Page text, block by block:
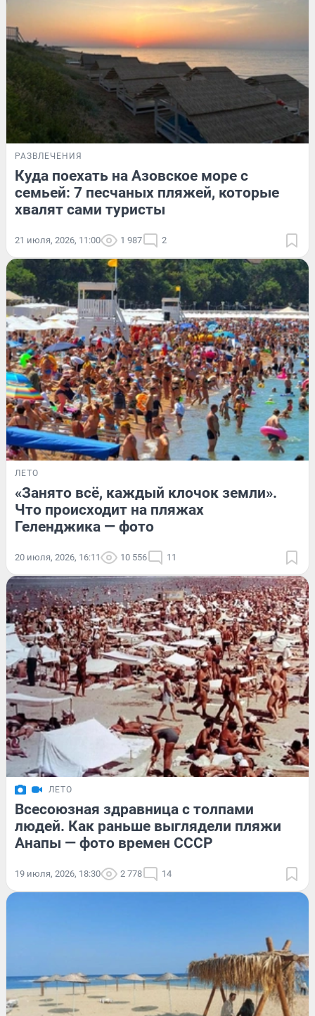
РАЗВЛЕЧЕНИЯ
Куда поехать на Азовское море с
семьей: 7 песчаных пляжей, которые
хвалят сами туристы
21 июля, 2026, 11:00 1 987 2
ЛЕТО
«Занято всё, каждый клочок земли».
Что происходит на пляжах
Геленджика — фото
20 июля, 2026, 16:11 10 556 11
ЛЕТО
Всесоюзная здравница с толпами
людей. Как раньше выглядели пляжи
Анапы — фото времен СССР
19 июля, 2026, 18:30 2 778 14